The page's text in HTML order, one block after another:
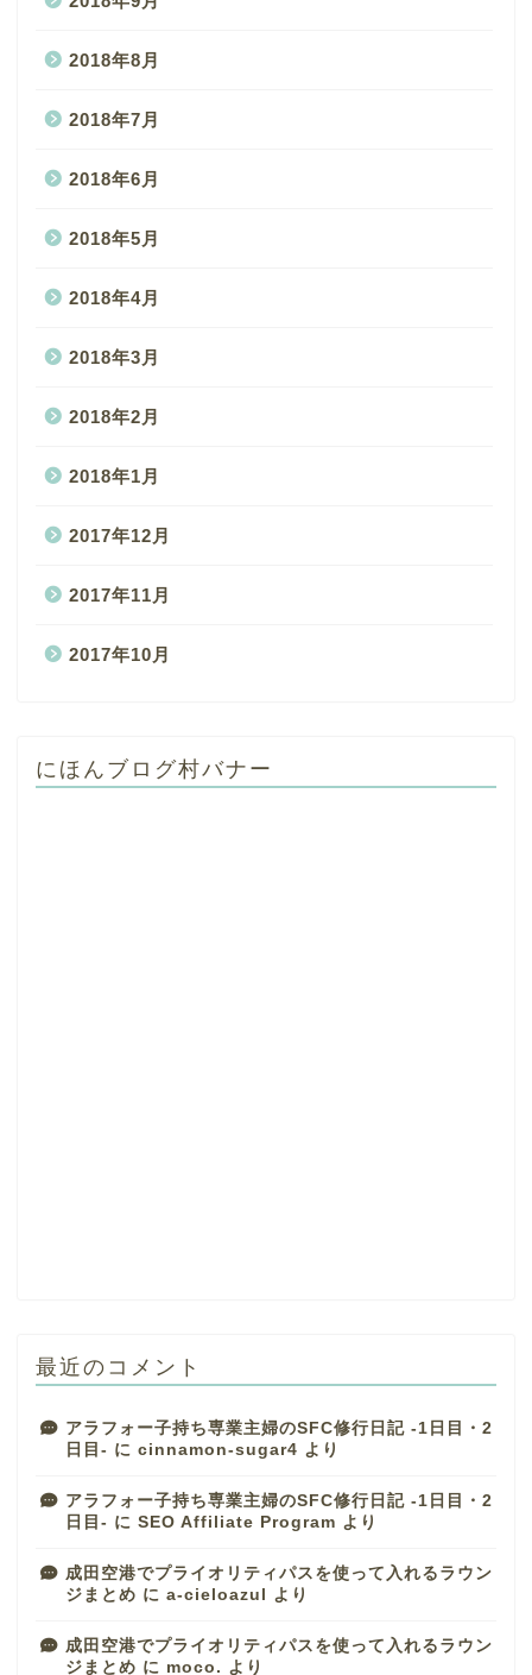
2018年8月
2018年7月
2018年6月
2018年5月
2018年4月
2018年3月
2018年2月
2018年1月
2017年12月
2017年11月
2017年10月
にほんブログ村バナー
最近のコメント
アラフォー子持ち専業主婦のSFC修行日記 -1日目・2
日目- に cinnamon-sugar4 より
アラフォー子持ち専業主婦のSFC修行日記 -1日目・2
日目- に SEO Affiliate Program より
成田空港でプライオリティパスを使って入れるラウン
ジまとめ に a-cieloazul より
成田空港でプライオリティパスを使って入れるラウン
ジまとめ に moco. より